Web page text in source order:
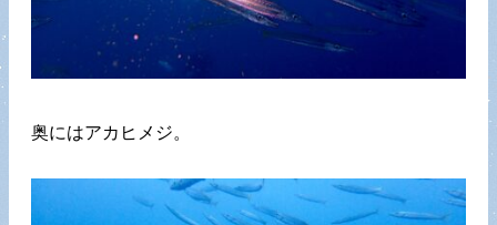
奥にはアカヒメジ。